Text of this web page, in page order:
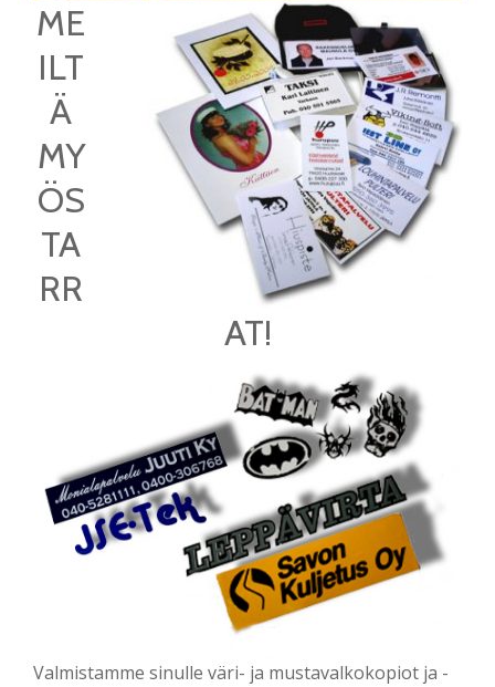
ME
ILT
Ä
MY
ÖS
TA
RR
AT!
Valmistamme sinulle väri- ja mustavalkokopiot ja -